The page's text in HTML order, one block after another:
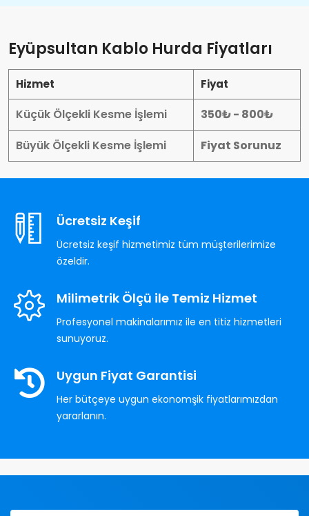
Eyüpsultan Kablo Hurda Fiyatları
Hizmet Fiyat
Küçük Ölçekli Kesme İşlemi
350₺ - 800₺
Büyük Ölçekli Kesme İşlemi
Fiyat Sorunuz
Ücretsiz Keşif
Ücretsiz keşif hizmetimiz tüm müşterilerimize
özeldir.
Milimetrik Ölçü ile Temiz Hizmet
Profesyonel makinalarımız ile en titiz hizmetleri
sunuyoruz.
Uygun Fiyat Garantisi
Her bütçeye uygun ekonomşik fiyatlarımızdan
yararlanın.